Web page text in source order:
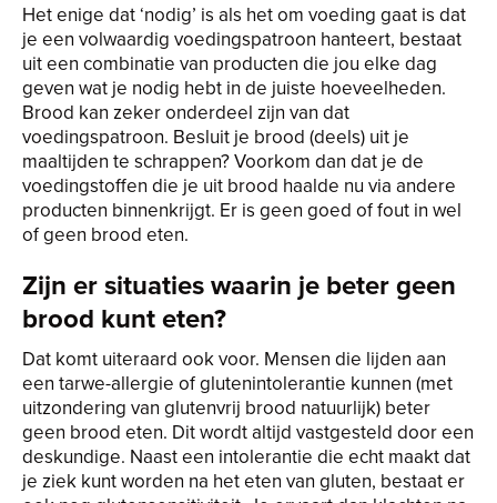
Het enige dat ‘nodig’ is als het om voeding gaat is dat
je een volwaardig voedingspatroon hanteert, bestaat
uit een combinatie van producten die jou elke dag
geven wat je nodig hebt in de juiste hoeveelheden.
Brood kan zeker onderdeel zijn van dat
voedingspatroon. Besluit je brood (deels) uit je
maaltijden te schrappen? Voorkom dan dat je de
voedingstoffen die je uit brood haalde nu via andere
producten binnenkrijgt. Er is geen goed of fout in wel
of geen brood eten.
Zijn er situaties waarin je beter geen
brood kunt eten?
Dat komt uiteraard ook voor. Mensen die lijden aan
een tarwe-allergie of glutenintolerantie kunnen (met
uitzondering van glutenvrij brood natuurlijk) beter
geen brood eten. Dit wordt altijd vastgesteld door een
deskundige. Naast een intolerantie die echt maakt dat
je ziek kunt worden na het eten van gluten, bestaat er